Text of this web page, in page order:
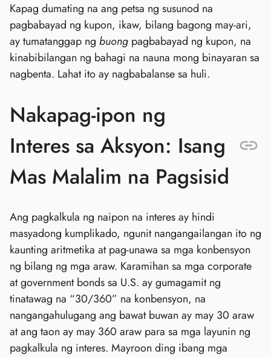
Kapag dumating na ang petsa ng susunod na
pagbabayad ng kupon, ikaw, bilang bagong may-ari,
ay tumatanggap ng buong pagbabayad ng kupon, na
kinabibilangan ng bahagi na nauna mong binayaran sa
nagbenta. Lahat ito ay nagbabalanse sa huli.
Nakapag-ipon ng
Interes sa Aksyon: Isang
Mas Malalim na Pagsisid
Ang pagkalkula ng naipon na interes ay hindi
masyadong kumplikado, ngunit nangangailangan ito ng
kaunting aritmetika at pag-unawa sa mga konbensyon
ng bilang ng mga araw. Karamihan sa mga corporate
at government bonds sa U.S. ay gumagamit ng
tinatawag na “30/360” na konbensyon, na
nangangahulugang ang bawat buwan ay may 30 araw
at ang taon ay may 360 araw para sa mga layunin ng
pagkalkula ng interes. Mayroon ding ibang mga